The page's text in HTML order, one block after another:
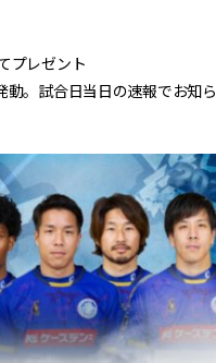
プレゼント
。試合日当日の速報でお知ら